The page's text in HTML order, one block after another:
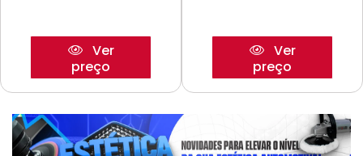
Ver
preço
Ver
preço